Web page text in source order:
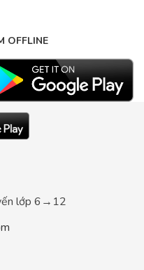
OFFLINE
lớp 6→12